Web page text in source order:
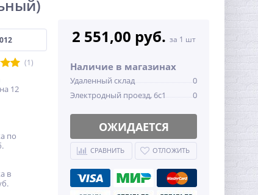
(1)
12
по
в
2 551,00 руб. за 1 шт
Наличие в магазинах
Удаленный склад
0
Электродный проезд, 6с1
0
ОЖИДАЕТСЯ
СРАВНИТЬ ОТЛОЖИТЬ